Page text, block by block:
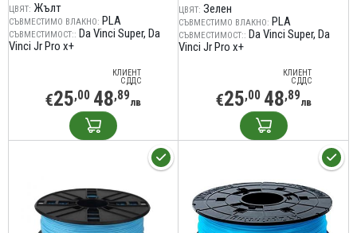
ЦВЯТ: Жълт
СЪВМЕСТИМО ВЛАКНО: PLA
СЪВМЕСТИМОСТ:: Da Vinci Super Da
Vinci Jr Pro x+
КЛИЕНТ
С ДДС
€25,00 48,89лв
ЦВЯТ: Зелен
СЪВМЕСТИМО ВЛАКНО: PLA
СЪВМЕСТИМОСТ:: Da Vinci Super Da
Vinci Jr Pro x+
КЛИЕНТ
С ДДС
€25,00 48,89лв